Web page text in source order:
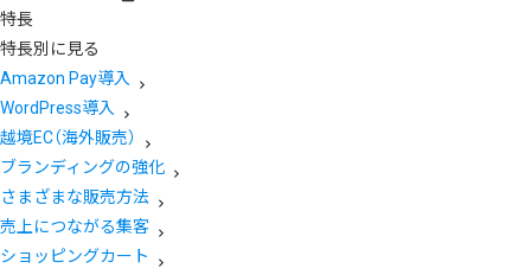
特長
特長別に見る
Amazon Pay導入
WordPress導入
越境EC（海外販売）
ブランディングの強化
さまざまな販売方法
売上につながる集客
ショッピングカート